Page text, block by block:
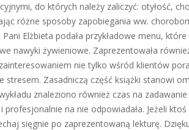
do których należy zaliczyć: otyłość,
różne sposoby zapobiegania ww.
Pani Elżbieta podała przykładowe menu,
nawyki żywieniowe. Zaprezentowała
nie tylko wśród klientów
stresem. Zasadniczą część książki stanowi
znaleziono również czas na
profesjonalnie na nie odpowiadała. Jeżeli
sięgnie po zaprezentowaną lekturę.